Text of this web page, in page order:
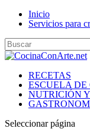
Inicio
Servicios para
RECETAS
ESCUELA DE
NUTRICIÓN
Seleccionar página